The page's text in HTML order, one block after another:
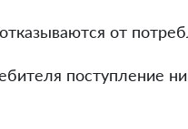
от
поступление